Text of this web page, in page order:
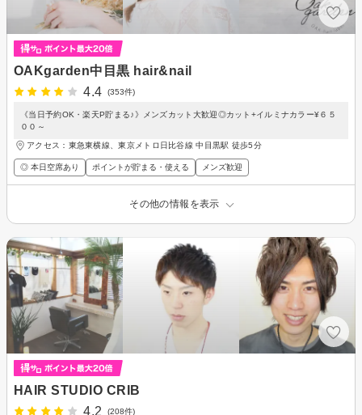
OAKgarden中目黒 hair&nail
4.4
(353件)
《当日予約OK・楽天P貯まる♪》メンズカット大歓迎◎カット+イルミナカラー¥６５
００～
アクセス：東急東横線、東京メトロ日比谷線 中目黒駅 徒歩5分
◎ 本日空席あり ポイントが貯まる・使える メンズ歓迎
その他の情報を表示
HAIR STUDIO CRIB
4.2
(208件)